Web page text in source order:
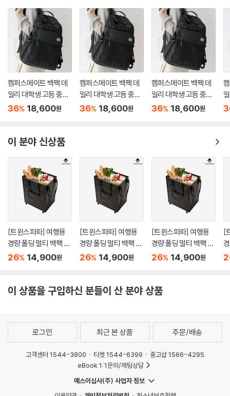
캠퍼스메이트 백팩 데
일리 대학생 고등 중학
생 15인치 노트북
36% 18,600원
캠퍼스메이트 백팩 데
일리 대학생 고등 중학
생 15인치 노트북
36% 18,600원
캠퍼스메이트 백팩 데
일리 대학생 고등 중학
생 15인치 노트북
36% 18,600원
이 분야 신상품
[트윈스파파] 여행용
경량 폴딩 멀티 백팩 25
L(P0000UFY/5컬러)
26% 14,900원
[트윈스파파] 여행용
경량 폴딩 멀티 백팩 25
L(P0000UFY/5컬러)
26% 14,900원
[트윈스파파] 여행용
경량 폴딩 멀티 백팩 25
L(P0000UFY/5컬러)
26% 14,900원
[
이 상품을 구입하신 분들이 산 분야 상품
로그인 최근 본 상품 주문/배송
고객센터 1544-3800 티켓 1544-6399
중고샵 1566-4295
eBook 1:1문의/채팅상담
예스이십사(주) 사업자 정보